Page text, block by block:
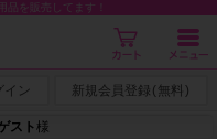
品を販売してます！
イン 新規会員登録 ( 無料 )
スト様